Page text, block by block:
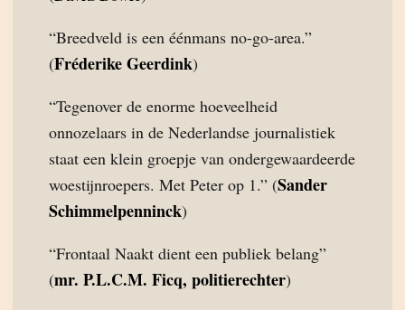
“Breedveld is een éénmans no-go-area.”
(Fréderike Geerdink)
“Tegenover de enorme hoeveelheid
onnozelaars in de Nederlandse journalistiek
staat een klein groepje van ondergewaardeerde
woestijnroepers. Met Peter op 1.” (Sander
Schimmelpenninck)
“Frontaal Naakt dient een publiek belang”
(mr. P.L.C.M. Ficq, politierechter)